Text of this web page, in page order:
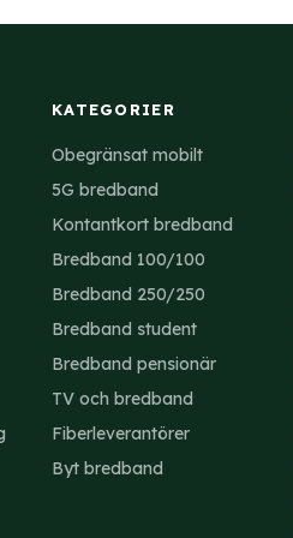
lösningar.
KATEGORIER
Obegränsat mobilt
5G bredband
Kontantkort bredband
Bredband 100/100
Bredband 250/250
Bredband student
Bredband pensionär
TV och bredband
Fiberleverantörer
Byt bredband